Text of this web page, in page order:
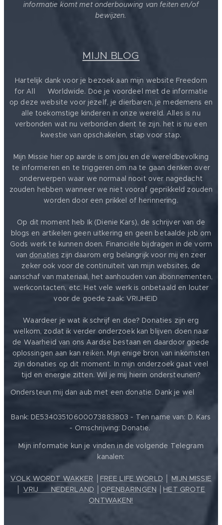
informatie komt met onderbouwing van feiten en/of
bewijzen.
MIJN BLOG
Hartelijk dank voor je bezoek aan mijn website Freedom
for All ❤️ Worldwide. Doe je voordeel met de informatie
op deze website voor jezelf, je dierbaren, je medemens en
alle toekomstige kinderen in onze wereld. Alles is nu
verbonden wat nu verbonden dient te zijn. het is nu een
kwestie van opschakelen, stap voor stap.
Mijn Missie hier op aarde is om jou en de wereldbevolking
te informeren en te triggeren om na te gaan denken over
onderwerpen waar we normaal nooit over nagedacht
zouden hebben wanneer we niet vooraf geprikkeld zouden
worden door een prikkel of herinnering.
Op dit moment heb Ik (Dienie Kars), de schrijver van de
blogs en artikelen geen uitkering en geen betaalde job om
Gods werk te kunnen doen. Financiële bijdragen in de vorm
van donaties zijn daarom erg belangrijk voor mij en zeer
zeker ook voor de continuïteit van mijn websites, de
aanschaf van materiaal, het aanhouden van abonnementen,
werkcontacten, etc. Het vele werk is onbetaald en louter
voor de goede zaak: VRIJHEID ❤️
Waardeer je wat ik schrijf en doe? Donaties zijn erg
welkom, zodat ik verder onderzoek kan blijven doen naar
de Waarheid van ons Aardse bestaan en daardoor goede
oplossingen aan kan reiken. Mijn enige bron van inkomsten
zijn donaties op dit moment. In mijn onderzoek gaat veel
tijd en energie zitten. Wil je mij hierin ondersteunen?
Ondersteun mij dan aub met een donatie. Dank je wel
Bank: DE53403510600073883803 - Ten name van: D. Kars
- Omschrijving: Donatie.
Mijn informatie kun je vinden in de volgende Telegram
kanalen:
VOLK WORDT WAKKER FREE LIFE WORLD
MIJN MISSIE
VRIJ ❤️ NEDERLAND OPENBARINGEN
HET GROTE
ONTWAKEN!